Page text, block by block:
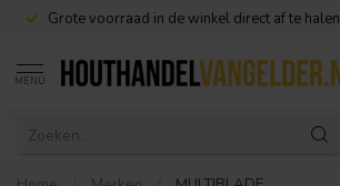
Grote voorraad in de winkel direct af te halen
MENU